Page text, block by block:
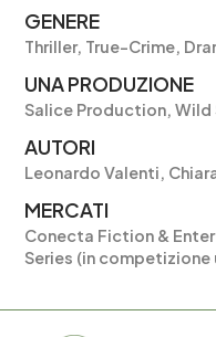
GENERE
Thriller, True-Crime,
UNA PRODUZIONE
Salice Production,
AUTORI
Leonardo Valenti,
MERCATI
Conecta Fiction &
Series (in